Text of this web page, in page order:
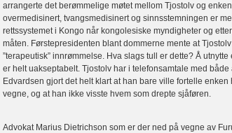
arrangerte det berømmelige møtet mellom Tjostolv og
overmedisinert, tvangsmedisinert og sinnsstemningen er
rettssystemet i Kongo når kongolesiske myndigheter og
måten. Førstepresidenten blant dommerne mente at
”terapeutisk” innrømmelse. Hva slags tull er dette? Å
er helt uakseptabelt. Tjostolv har i telefonsamtale med
Edvardsen gjort det helt klart at han bare ville fortelle
vegne, og at han ikke visste hvem som drepte sjåføren.
Advokat Marius Dietrichson som er der ned på vegne av